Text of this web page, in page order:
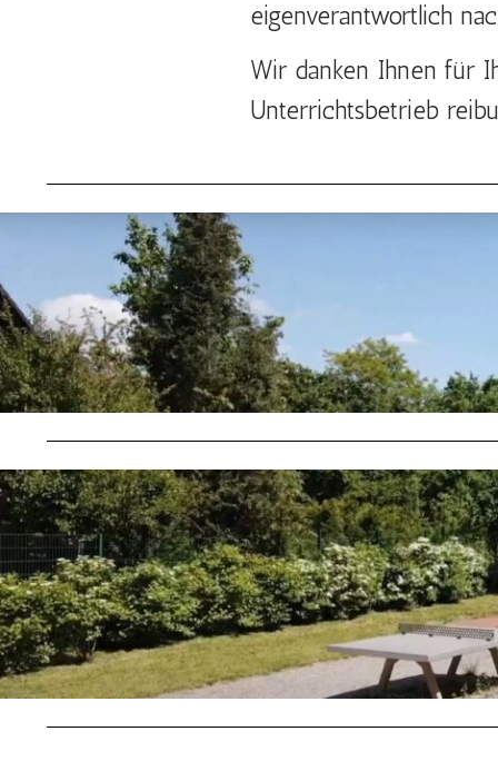
eigenverantwortlich
Wir danken Ihnen für
Unterrichtsbetrieb